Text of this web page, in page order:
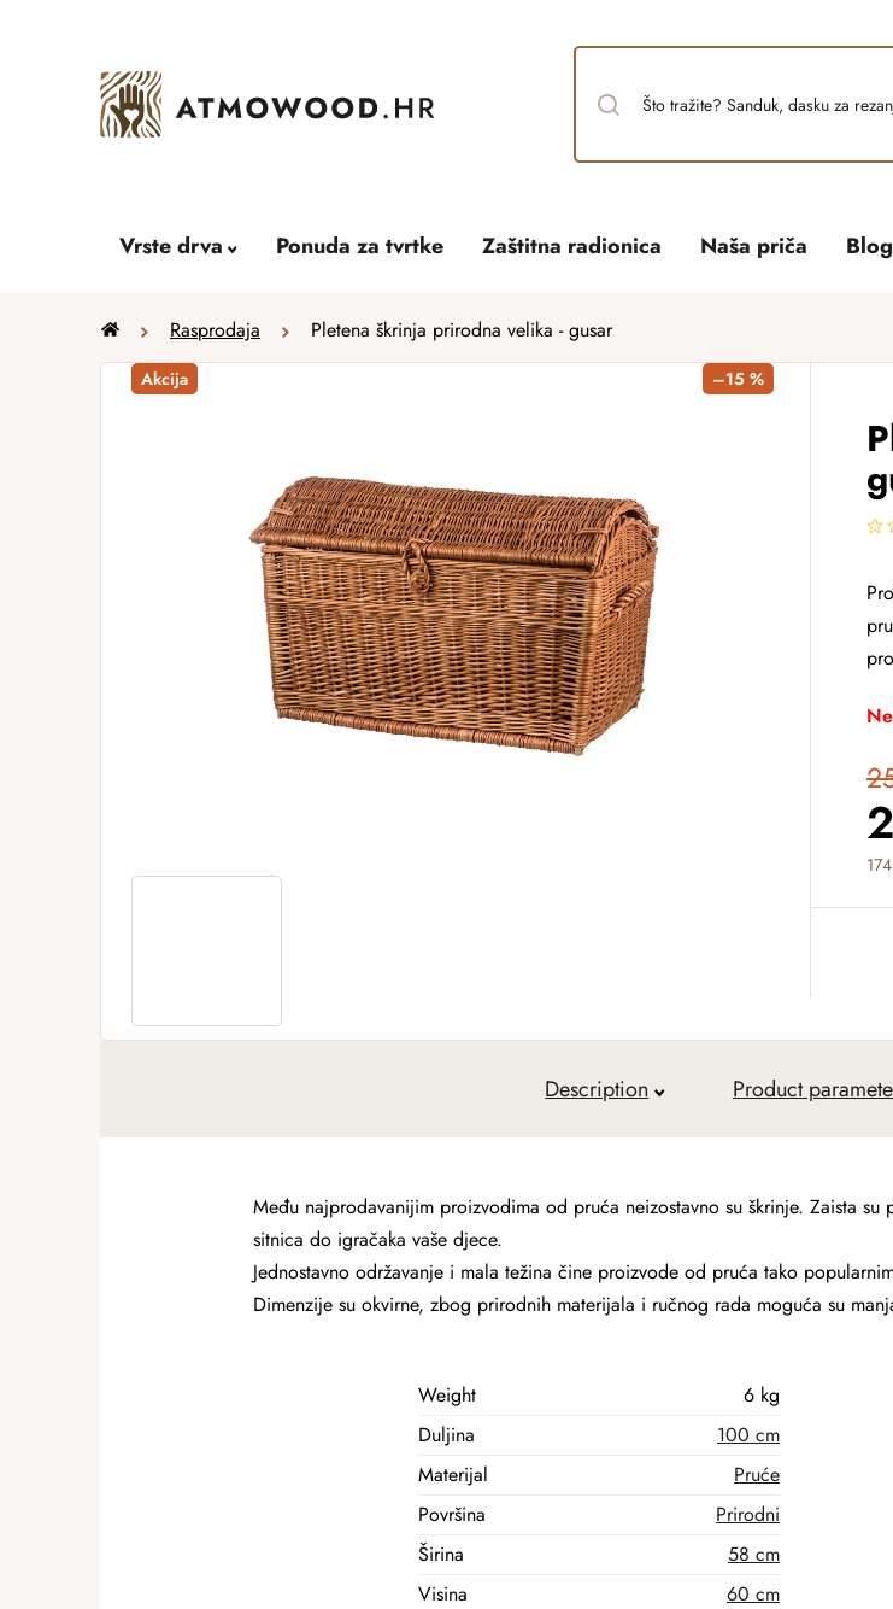
Vrste drva Ponuda za tvrtke Zaštitna radionica Naša priča Blog
Home Rasprodaja Pletena škrinja prirodna velika - gusar
Akcija –15 %
Description Product
Među najprodavanijim proizvodima od pruća neizostavno su škrinje. Zaista su
sitnica do igračaka vaše djece.
Jednostavno održavanje i mala težina čine proizvode od pruća tako
Dimenzije su okvirne, zbog prirodnih materijala i ručnog rada moguća su
Weight
6 kg
Duljina
100 cm
Materijal
Pruće
Površina
Prirodni
Širina
58 cm
Visina
60 cm